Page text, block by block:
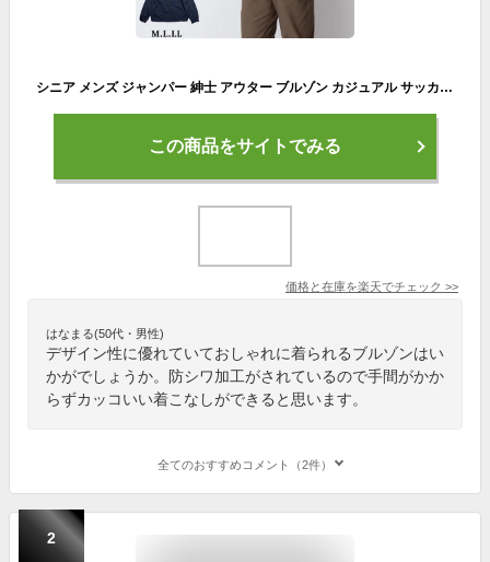
シニア メンズ ジャンパー 紳士 アウター ブルゾン カジュアル サッカー素材 涼感素材 吸水速乾 防シワ 春夏 秋 薄手 50代 60代 70代 80代 部屋着 シニアファッション 321407 送料無料【沖縄への配送不可】贈り物 プレゼント
この商品をサイトでみる
価格と在庫を楽天でチェック >>
はなまる(50代・男性)
デザイン性に優れていておしゃれに着られるブルゾンはい
かがでしょうか。防シワ加工がされているので手間がかか
らずカッコいい着こなしができると思います。
全てのおすすめコメント（2件）
2